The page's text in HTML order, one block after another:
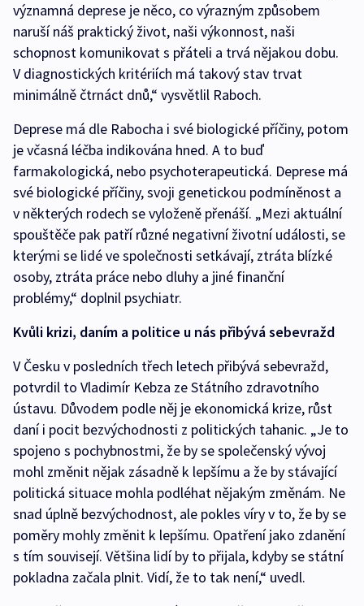
významná deprese je něco, co výrazným způsobem
naruší náš praktický život, naši výkonnost, naši
schopnost komunikovat s přáteli a trvá nějakou dobu.
V diagnostických kritériích má takový stav trvat
minimálně čtrnáct dnů,“ vysvětlil Raboch.
Deprese má dle Rabocha i své biologické příčiny, potom
je včasná léčba indikována hned. A to buď
farmakologická, nebo psychoterapeutická. Deprese má
své biologické příčiny, svoji genetickou podmíněnost a
v některých rodech se vyloženě přenáší. „Mezi aktuální
spouštěče pak patří různé negativní životní události, se
kterými se lidé ve společnosti setkávají, ztráta blízké
osoby, ztráta práce nebo dluhy a jiné finanční
problémy,“ doplnil psychiatr.
Kvůli krizi, daním a politice u nás přibývá sebevražd
V Česku v posledních třech letech přibývá sebevražd,
potvrdil to Vladimír Kebza ze Státního zdravotního
ústavu. Důvodem podle něj je ekonomická krize, růst
daní i pocit bezvýchodnosti z politických tahanic. „Je to
spojeno s pochybnostmi, že by se společenský vývoj
mohl změnit nějak zásadně k lepšímu a že by stávající
politická situace mohla podléhat nějakým změnám. Ne
snad úplně bezvýchodnost, ale pokles víry v to, že by se
poměry mohly změnit k lepšímu. Opatření jako zdanění
s tím souvisejí. Většina lidí by to přijala, kdyby se státní
pokladna začala plnit. Vidí, že to tak není,“ uvedl.